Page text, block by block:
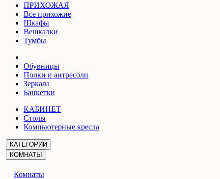
ПРИХОЖАЯ
Все прихожие
Шкафы
Вешкалки
Тумбы
Обувницы
Полки и антресоли
Зеркала
Банкетки
КАБИНЕТ
Столы
Компьютерные кресла
КАТЕГОРИИ
КОМНАТЫ
Комнаты